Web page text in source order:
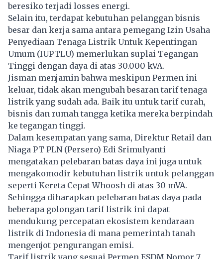
beresiko terjadi losses energi.
Selain itu, terdapat kebutuhan pelanggan bisnis
besar dan kerja sama antara pemegang Izin Usaha
Penyediaan Tenaga Listrik Untuk Kepentingan
Umum (IUPTLU) memerlukan suplai Tegangan
Tinggi dengan daya di atas 30.000 kVA.
Jisman menjamin bahwa meskipun Permen ini
keluar, tidak akan mengubah besaran tarif tenaga
listrik yang sudah ada. Baik itu untuk tarif curah,
bisnis dan rumah tangga ketika mereka berpindah
ke tegangan tinggi.
Dalam kesempatan yang sama, Direktur Retail dan
Niaga PT PLN (Persero) Edi Srimulyanti
mengatakan pelebaran batas daya ini juga untuk
mengakomodir kebutuhan listrik untuk pelanggan
seperti Kereta Cepat Whoosh di atas 30 mVA.
Sehingga diharapkan pelebaran batas daya pada
beberapa golongan tarif listrik ini dapat
mendukung percepatan ekosistem kendaraan
listrik di Indonesia di mana pemerintah tanah
mengenjot pengurangan emisi.
Tarif listrik yang sesuai Permen ESDM Nomor 7